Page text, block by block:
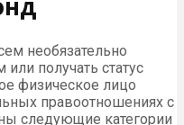
необязательно
получать статус
физическое лицо
правоотношениях с
следующие категории